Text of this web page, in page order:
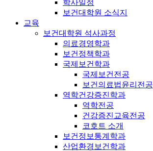
학사일정
보건대학원 소식지
교육
보건대학원 석사과정
의료경영학과
보건정책학과
국제보건학과
국제보건전공
보건의료법윤리전공
역학건강증진학과
역학전공
건강증진교육전공
코호트 소개
보건정보통계학과
산업환경보건학과